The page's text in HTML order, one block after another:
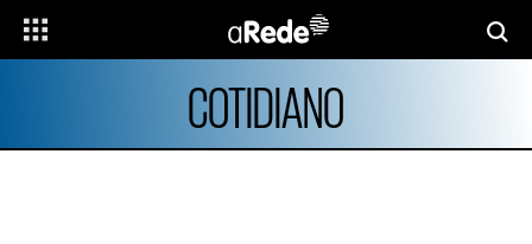
COTIDIANO